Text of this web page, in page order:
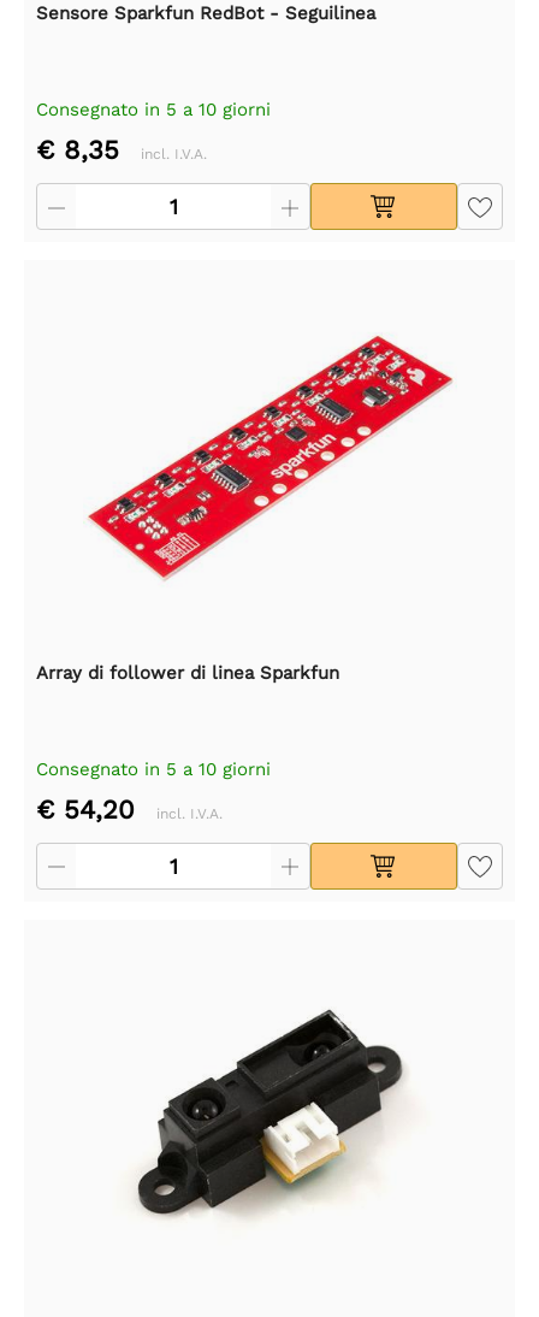
Sensore Sparkfun RedBot - Seguilinea
Consegnato in 5 a 10 giorni
€ 8,35 incl. I.V.A.
Array di follower di linea Sparkfun
Consegnato in 5 a 10 giorni
€ 54,20 incl. I.V.A.